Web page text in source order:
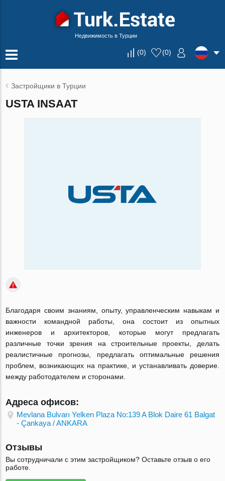
Недвижимость в Турции
(0) (0)
Застройщики в Турции
USTA INSAAT
Благодаря своим знаниям, опыту, управленческим навыкам и
важности командной работы, она состоит из опытных
инженеров и архитекторов, которые могут предлагать
различные точки зрения на строительные проекты, делать
реалистичные прогнозы, предлагать оптимальные решения
проблем, возникающих на практике, и устанавливать доверие.
между работодателем и сторонами.
Адреса офисов:
Mevlana Bulvarı Yelken Plaza No:139 A Blok Daire 61 Balgat
- Çankaya / ANKARA
Отзывы
Вы сотрудничали с этим застройщиком? Оставьте отзыв о его
работе.